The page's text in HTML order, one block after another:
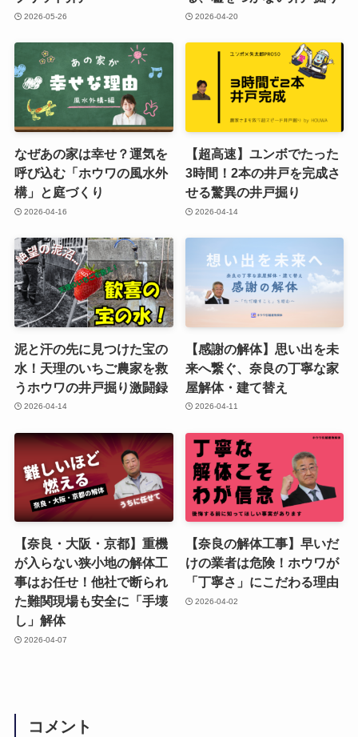
2026-05-26 2026-04-20
なぜあの家は幸せ？運気を
呼び込む「ホウワの風水外
構」と庭づくり
2026-04-16
【超高速】ユンボでたった
3時間！2本の井戸を完成さ
せる驚異の井戸掘り
2026-04-14
泥と汗の先に見つけた宝の
水！天理のいちご農家を救
うホウワの井戸掘り激闘録
2026-04-14
【感謝の解体】思い出を未
来へ繋ぐ、奈良の丁寧な家
屋解体・建て替え
2026-04-11
【奈良・大阪・京都】重機
が入らない狭小地の解体工
事はお任せ！他社で断られ
た難関現場も安全に「手壊
し」解体
2026-04-07
【奈良の解体工事】早いだ
けの業者は危険！ホウワが
「丁寧さ」にこだわる理由
2026-04-02
コメント